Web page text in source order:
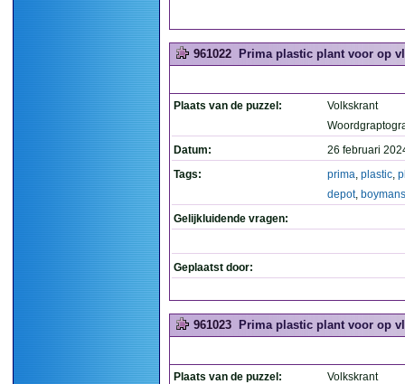
961022 Prima plastic plant voor op
Plaats van de puzzel:
Volkskrant
Datum:
26 februari
Tags:
prima, plastic,
depot, boymans
Gelijkluidende vragen:
Geplaatst door:
961023 Prima plastic plant voor op
Plaats van de puzzel:
Volkskrant